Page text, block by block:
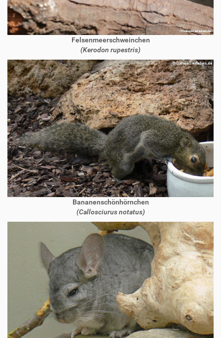
Felsenmeerschweinchen
(Kerodon rupestris)
Bananenschönhörnchen
(Callosciurus notatus)